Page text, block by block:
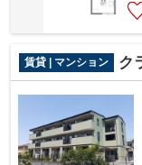
賃貸 | マンション ク